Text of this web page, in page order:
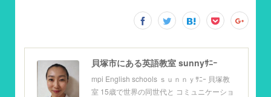
貝塚市にある英語教室 sunnyｻﾆｰ
mpi English schools ｓｕｎｎｙｻﾆｰ 貝塚教
室 15歳で世界の同世代と コミュニケーショ